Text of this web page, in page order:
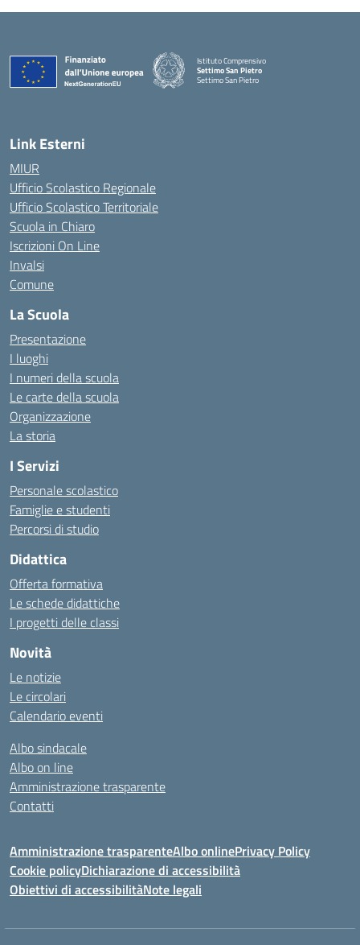
Istituto Comprensivo
Settimo San Pietro
Settimo San Pietro
Link Esterni
MIUR
Ufficio Scolastico Regionale
Ufficio Scolastico Territoriale
Scuola in Chiaro
Iscrizioni On Line
Invalsi
Comune
La Scuola
Presentazione
I luoghi
I numeri della scuola
Le carte della scuola
Organizzazione
La storia
I Servizi
Personale scolastico
Famiglie e studenti
Percorsi di studio
Didattica
Offerta formativa
Le schede didattiche
I progetti delle classi
Novità
Le notizie
Le circolari
Calendario eventi
Albo sindacale
Albo on line
Amministrazione trasparente
Contatti
Amministrazione trasparenteAlbo onlinePrivacy Policy
Cookie policyDichiarazione di accessibilità
Obiettivi di accessibilitàNote legali